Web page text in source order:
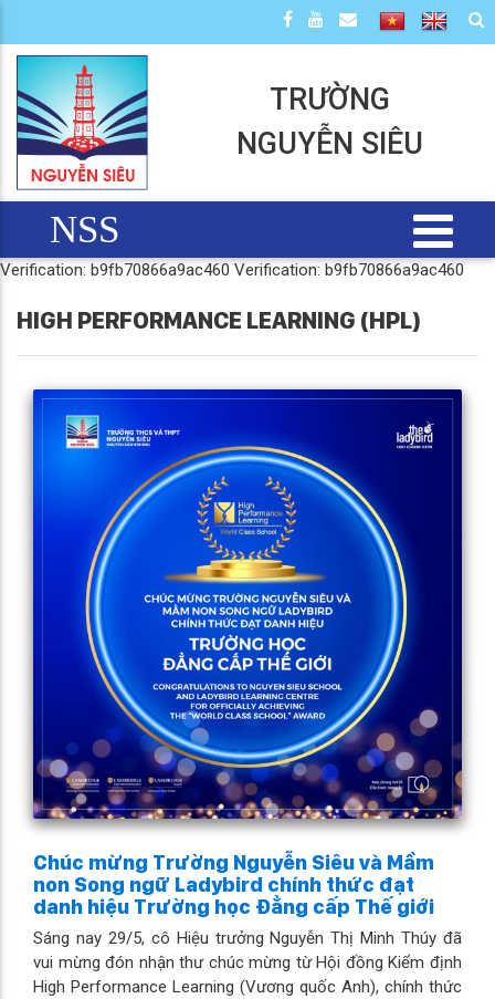
TRƯỜNG
NGUYỄN SIÊU
NSS
Verification: b9fb70866a9ac460 Verification: b9fb70866a9ac460
HIGH PERFORMANCE LEARNING (HPL)
Chúc mừng Trường Nguyễn Siêu và Mầm
non Song ngữ Ladybird chính thức đạt
danh hiệu Trường học Đẳng cấp Thế giới
Sáng nay 29/5, cô Hiệu trưởng Nguyễn Thị Minh Thúy đã
vui mừng đón nhận thư chúc mừng từ Hội đồng Kiểm định
High Performance Learning (Vương quốc Anh), chính thức